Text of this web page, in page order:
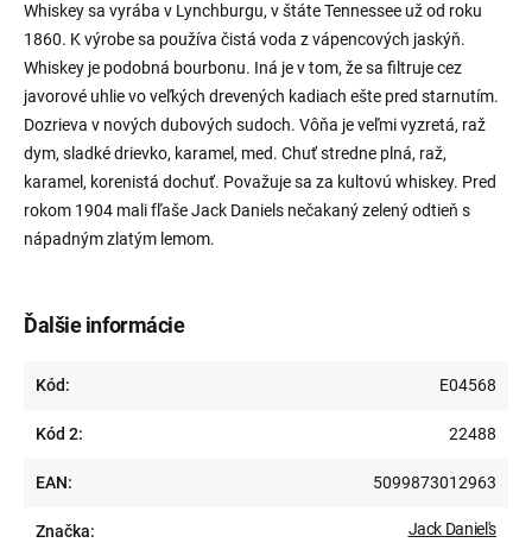
Ďalšie informácie
Kód: E04568
Kód 2: 22488
EAN: 5099873012963
Značka: Jack Daniel's
Whiskey sa vyrába v Lynchburgu, v štáte Tennessee už od roku
1860. K výrobe sa používa čistá voda z vápencových jaskýň.
Whiskey je podobná bourbonu. Iná je v tom, že sa filtruje cez
javorové uhlie vo veľkých drevených kadiach ešte pred starnutím.
Dozrieva v nových dubových sudoch. Vôňa je veľmi vyzretá, raž
dym, sladké drievko, karamel, med. Chuť stredne plná, raž,
karamel, korenistá dochuť. Považuje sa za kultovú whiskey. Pred
rokom 1904 mali fľaše Jack Daniels nečakaný zelený odtieň s
nápadným zlatým lemom.